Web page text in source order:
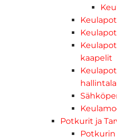
kaapelit
Potkurit ja